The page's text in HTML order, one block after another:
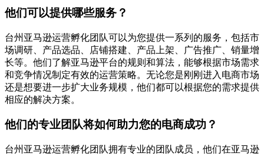
他们可以提供哪些服务？
台州亚马逊运营孵化团队可以为您提供一系列的服务，包括市
场调研、产品选品、店铺搭建、产品上架、广告推广、销量增
长等。他们了解亚马逊平台的规则和算法，能够根据市场需求
和竞争情况制定有效的运营策略。无论您是刚刚进入电商市场
还是想要进一步扩大业务规模，他们都可以根据您的需求提供
相应的解决方案。
他们的专业团队将如何助力您的电商成功？
台州亚马逊运营孵化团队拥有专业的团队成员，他们在亚马逊